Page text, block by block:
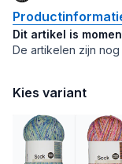
Dit artikel is
De artikelen zijn
Kies variant